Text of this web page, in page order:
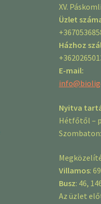
XV.
Üzlet
Házhoz
E-mail:
Nyitva
Hétfőtől –
Szombaton:
Villamos:
Busz: 46,
Az üzlet